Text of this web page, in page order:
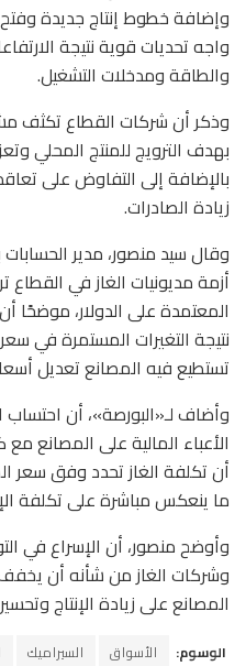
وإضافة خطوط إنتاج جديدة
واجه تحديات قوية نتيجة
والطاقة ومدخلات التشغيل.
وذكر أن شركات القطاع تكثف
بهدف الترويج للمنتج المحلي
بالإضافة إلى التفاوض على
زيادة الصادرات.
وقال سيد منصور، مدير
أزمة مديونيات الغاز في القطاع
المعتمدة على الدولار، موضحًا
نتيجة التغيرات المستمرة في
تستطيع فيه المصانع تعديل
وأضاف لـ«البورصة»، أن احتساب
الأعباء المالية على المصانع
أن تكلفة الغاز تحدد وفق سعر
ما ينعكس مباشرة على تكلفة
وأوضح منصور، أن الإسراع في
وشركات الغاز من شأنه أن
المصانع على زيادة الإنتاج
الوسوم: الأسواق السيراميك